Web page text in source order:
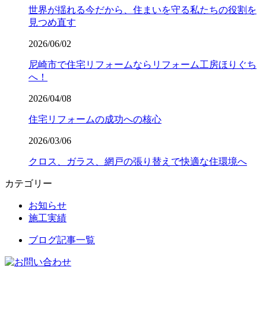
世界が揺れる今だから、住まいを守る私たちの役割を
見つめ直す
2026/06/02
尼崎市で住宅リフォームならリフォーム工房ほりぐち
へ！
2026/04/08
住宅リフォームの成功への核心
2026/03/06
クロス、ガラス、網戸の張り替えで快適な住環境へ
カテゴリー
お知らせ
施工実績
ブログ記事一覧